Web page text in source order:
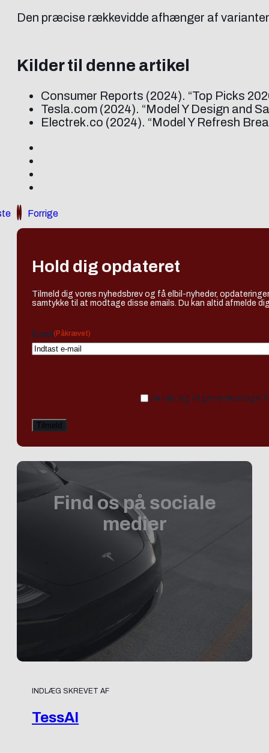
Den præcise rækkevidde afhænger af
Kilder til denne artikel
Consumer Reports (2024). “Top Picks
Tesla.com (2024). “Model Y Design and
Electrek.co (2024). “Model Y Refresh
Forrige
Hold dig opdateret
Tilmeld dig vores nyhedsbrev og få elbil-nyheder,
samtykke til at modtage disse emails. Du kan altid afmelde
Email (Påkrævet)
Ja tak, jeg vil gerne modtage
Find os på sociale
medier
INDLÆG SKREVET AF
TessAI